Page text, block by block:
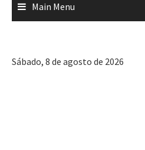
Main Menu
Sábado, 8 de agosto de 2026